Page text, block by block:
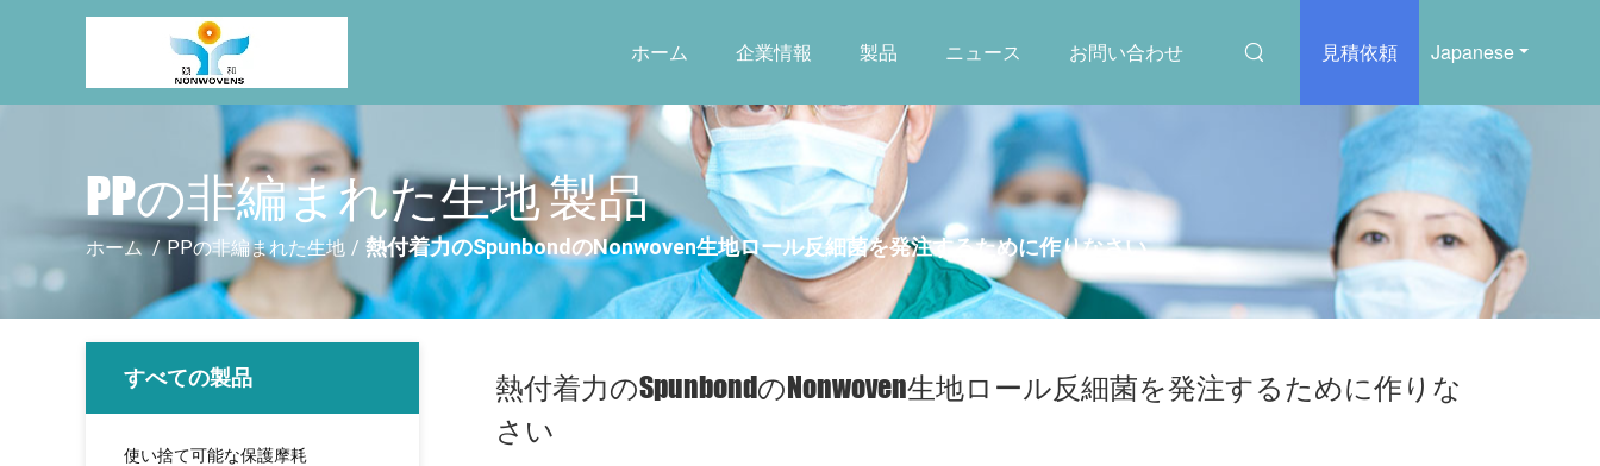
Japanese
見積依頼
ホーム 企業情報 製品 ニュース お問い合わせ
PPの非編まれた生地 製品
ホーム / PPの非編まれた生地 / 熱付着力のSpunbondのNonwoven生地ロール反細菌を発注するために作りなさい
すべての製品
使い捨て可能な保護摩耗
熱付着力のSpunbondのNonwoven生地ロール反細菌を発注するために作りな
さい